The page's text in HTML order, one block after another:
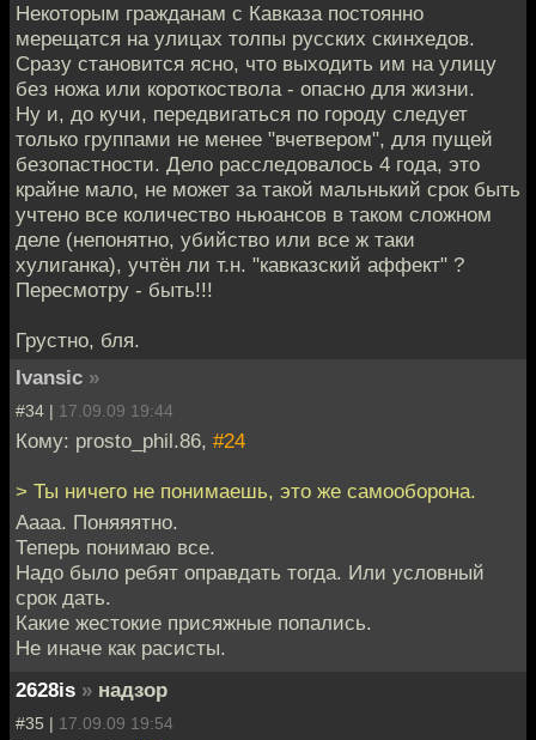
Некоторым гражданам с Кавказа постоянно
мерещатся на улицах толпы русских скинхедов.
Сразу становится ясно, что выходить им на улицу
без ножа или короткоствола - опасно для жизни.
Ну и, до кучи, передвигаться по городу следует
только группами не менее "вчетвером", для пущей
безопастности. Дело расследовалось 4 года, это
крайне мало, не может за такой мальнький срок быть
учтено все количество ньюансов в таком сложном
деле (непонятно, убийство или все ж таки
хулиганка), учтён ли т.н. "кавказский аффект" ?
Пересмотру - быть!!!
Грустно, бля.
Ivansic »
#34 | 17.09.09 19:44
Кому: prosto_phil.86, #24
> Ты ничего не понимаешь, это же самооборона.
Аааа. Поняяятно.
Теперь понимаю все.
Надо было ребят оправдать тогда. Или условный
срок дать.
Какие жестокие присяжные попались.
Не иначе как расисты.
2628is » надзор
#35 | 17.09.09 19:54